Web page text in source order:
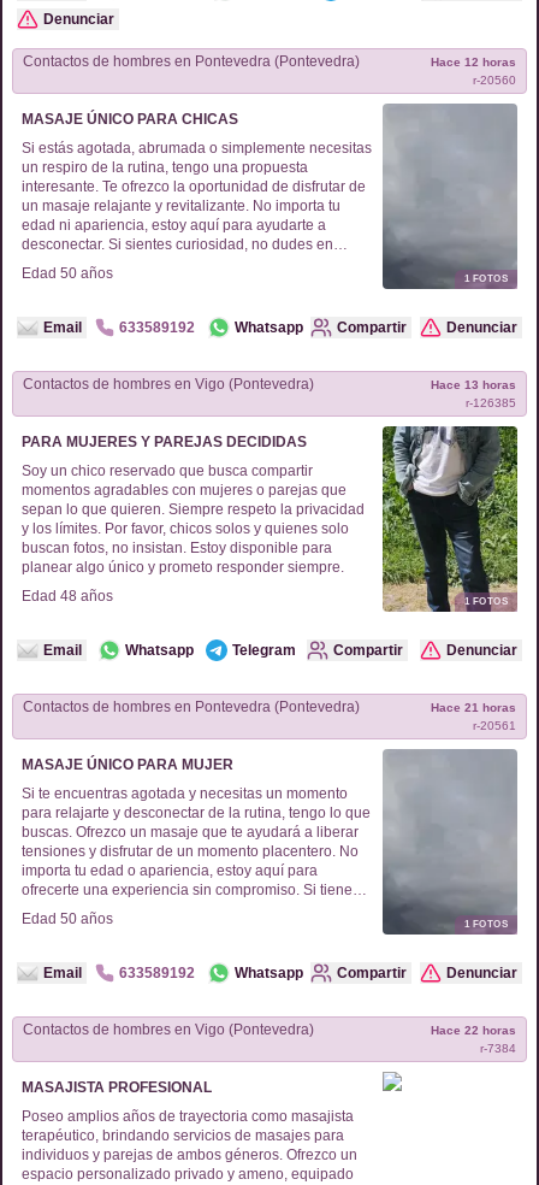
Denunciar
Contactos de hombres en Pontevedra (Pontevedra)
r-20560
Hace 12 horas
MASAJE ÚNICO PARA CHICAS
Si estás agotada, abrumada o simplemente necesitas
un respiro de la rutina, tengo una propuesta
interesante. Te ofrezco la oportunidad de disfrutar de
un masaje relajante y revitalizante. No importa tu
edad ni apariencia, estoy aquí para ayudarte a
desconectar. Si sientes curiosidad, no dudes en
contactarme para más detalles sin compromiso.
¡Gracias por dedicarme un rato!
Edad 50 años 1FOTOS
Email 633589192 Whatsapp Compartir Denunciar
Contactos de hombres en Vigo (Pontevedra)
r-126385
Hace 13 horas
PARA MUJERES Y PAREJAS DECIDIDAS
Soy un chico reservado que busca compartir
momentos agradables con mujeres o parejas que
sepan lo que quieren. Siempre respeto la privacidad
y los límites. Por favor, chicos solos y quienes solo
buscan fotos, no insistan. Estoy disponible para
planear algo único y prometo responder siempre.
Edad 48 años 1FOTOS
Email Whatsapp Telegram Compartir Denunciar
Contactos de hombres en Pontevedra (Pontevedra)
r-20561
Hace 21 horas
MASAJE ÚNICO PARA MUJER
Si te encuentras agotada y necesitas un momento
para relajarte y desconectar de la rutina, tengo lo que
buscas. Ofrezco un masaje que te ayudará a liberar
tensiones y disfrutar de un momento placentero. No
importa tu edad o apariencia, estoy aquí para
ofrecerte una experiencia sin compromiso. Si tienes
curiosidad, no dudes en ponerte en contacto, estaré
encantado de informarte.
Edad 50 años 1FOTOS
Email 633589192 Whatsapp Compartir Denunciar
Contactos de hombres en Vigo (Pontevedra)
r-7384
Hace 22 horas
MASAJISTA PROFESIONAL
Poseo amplios años de trayectoria como masajista
terapéutico, brindando servicios de masajes para
individuos y parejas de ambos géneros. Ofrezco un
espacio personalizado privado y ameno, equipado